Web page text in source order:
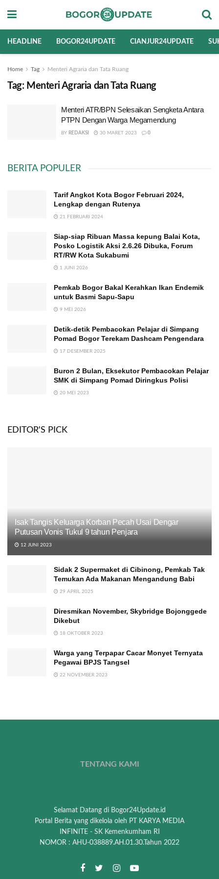
HEADLINE BOGOR24UPDATE CIANJUR24UPDATE
Home Tag Menteri Agraria dan Tata Ruang
Tag: Menteri Agraria dan Tata Ruang
Menteri ATR/BPN Selesaikan Sengketa Antara
PTPN Dengan Warga Megamendung
BY REDAKSI 30 MARET 2023 0
BERITA POPULER
Tarif Angkot Kota Bogor Februari 2024,
Lengkap dengan Rutenya
21 FEBRUARI 2024
Siap-siap Ribuan Massa kepung Balai Kota,
Posko Logistik Aksi 2.6.26 Dibuka, Forum
RT/RW Kota Sukabumi
1 JUNI 2026
Pemkab Bogor Bakal Kerahkan Ikan Endemik
untuk Basmi Sapu-Sapu
9 MEI 2026
Detik-detik Pembacokan Pelajar di Simpang
Pomad Bogor Terekam Dashcam Pengendara
17 DESEMBER 2025
Buron 2 Bulan, Eksekutor Pembacokan Pelajar
SMK di Simpang Pomad Diringkus Polisi
20 MEI 2023
EDITOR'S PICK
Isak Tangis Keluarga Korban Pecah Usai Dengar
Putusan Vonis Tukul 9 tahun Penjara
12 JUNI 2023
Sidak 2 Supermaket di Cibinong, Pemkab Tak
Temukan Ada Makanan Mengandung Babi
29 APRIL 2025
Diresmikan November, Skybridge Bojonggede
Dikebut
18 OKTOBER 2023
Warga yang Terpapar Cacar Monyet Ternyata
Pegawai BPJS Tangsel
22 NOVEMBER 2023
TENTANG KAMI
Selamat Datang di Bogor24Update.id
Portal Berita yang dikelola oleh PT KARYA MEDIA
INFINITE - SK Kemenkumham RI
NOMOR : AHU-038889.AH.01.30.Tahun 2022